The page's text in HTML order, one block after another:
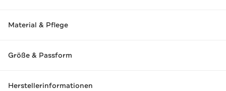
Material & Pflege
Größe & Passform
Herstellerinformationen